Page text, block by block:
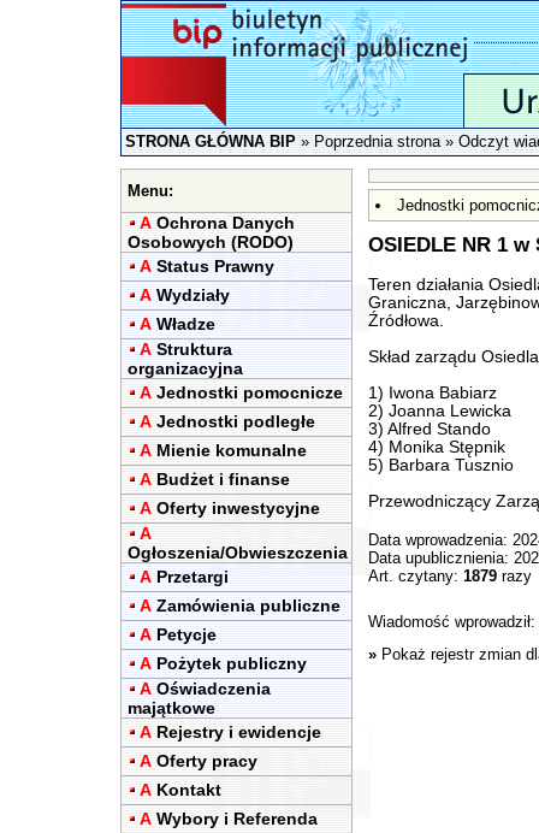
STRONA GŁÓWNA BIP»Poprzednia strona» Odczyt
Menu:
A Ochrona Danych
Osobowych (RODO)
A Status Prawny
A Wydziały
A Władze
A Struktura
organizacyjna
A Jednostki pomocnicze
A Jednostki podległe
A Mienie komunalne
A Budżet i finanse
A Oferty inwestycyjne
A
Ogłoszenia/Obwieszczenia
A Przetargi
A Zamówienia publiczne
A Petycje
A Pożytek publiczny
A Oświadczenia
majątkowe
A Rejestry i ewidencje
A Oferty pracy
A Kontakt
A Wybory i Referenda
Jednostki
OSIEDLE NR 1 w
Teren działania
Graniczna,
Źródłowa.
Skład zarządu
1) Iwona Babiarz
2) Joanna Lewicka
3) Alfred Stando
4) Monika Stępnik
5) Barbara Tusznio
Przewodniczący
Data wprowadzenia:
Data upublicznienia:
Art. czytany: 1879razy
Wiadomość wprowadził:
» Pokaż rejestr zmian